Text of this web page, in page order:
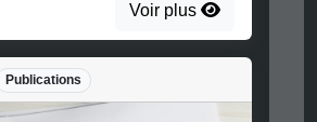
Voir plus
Publications